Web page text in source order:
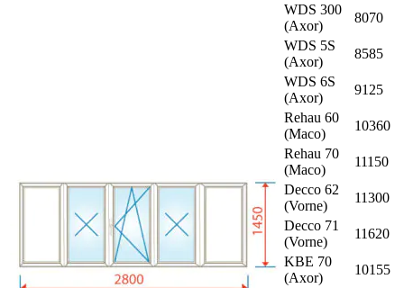
WDS 300
(Axor)
8070
WDS 5S
(Axor)
8585
WDS 6S
(Axor)
9125
Rehau 60
(Maco)
10360
Rehau 70
(Maco)
11150
Decco 62
(Vorne)
11300
Decco 71
(Vorne)
11620
KBE 70
(Axor)
10155